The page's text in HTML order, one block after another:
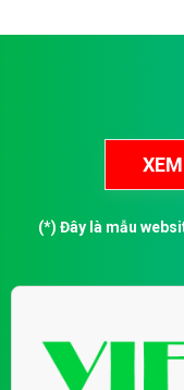
(*) Đây là mẫu